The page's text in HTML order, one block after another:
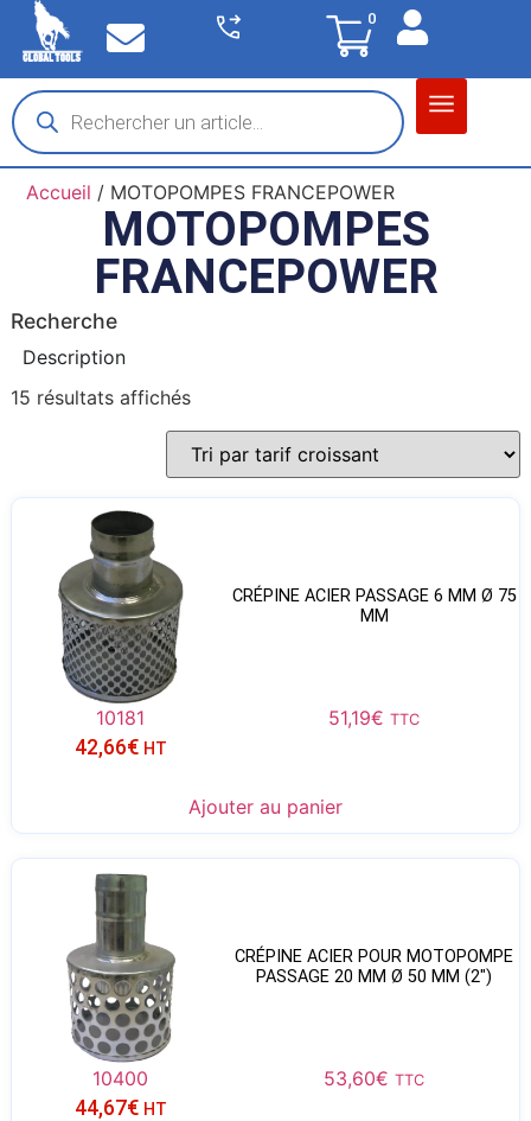
0
Accueil / MOTOPOMPES FRANCEPOWER
MOTOPOMPES
FRANCEPOWER
Recherche
Description
15 résultats affichés
CRÉPINE ACIER PASSAGE 6 MM Ø 75
MM
10181 51,19€ TTC
42,66€ HT
Ajouter au panier
CRÉPINE ACIER POUR MOTOPOMPE
PASSAGE 20 MM Ø 50 MM (2″)
10400 53,60€ TTC
44,67€ HT